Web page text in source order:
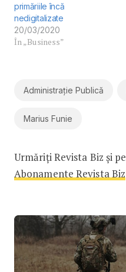
primăriile încă
nedigitalizate
20/03/2020
În „Business”
Administrație Publică
Marius Funie
Urmăriți Revista Biz și pe
Abonamente Revista Biz